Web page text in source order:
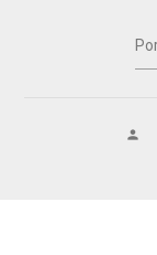
person